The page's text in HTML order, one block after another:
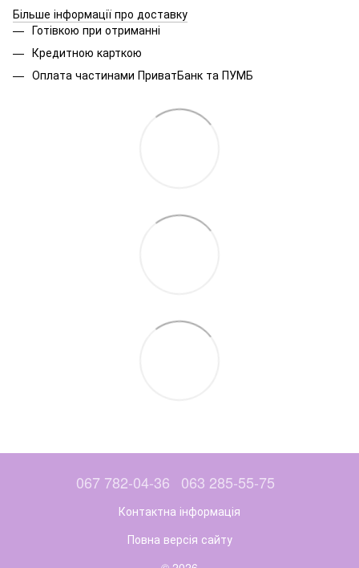
Більше інформації про доставку
Готівкою при отриманні
Кредитною карткою
Оплата частинами ПриватБанк та ПУМБ
067 782-04-36 063 285-55-75
Контактна інформація
Повна версія сайту